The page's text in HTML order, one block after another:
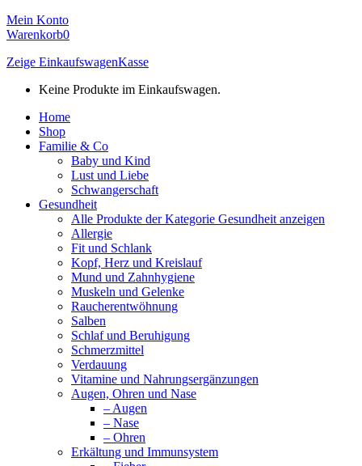
Mein Konto
Warenkorb0
Zeige EinkaufswagenKasse
Keine Produkte im Einkaufswagen.
Home
Shop
Familie & Co
Baby und Kind
Lust und Liebe
Schwangerschaft
Gesundheit
Alle Produkte der Kategorie Gesundheit anzeigen
Allergie
Fit und Schlank
Kopf, Herz und Kreislauf
Mund und Zahnhygiene
Muskeln und Gelenke
Raucherentwöhnung
Salben
Schlaf und Beruhigung
Schmerzmittel
Verdauung
Vitamine und Nahrungsergänzungen
Augen, Ohren und Nase
– Augen
– Nase
– Ohren
Erkältung und Immunsystem